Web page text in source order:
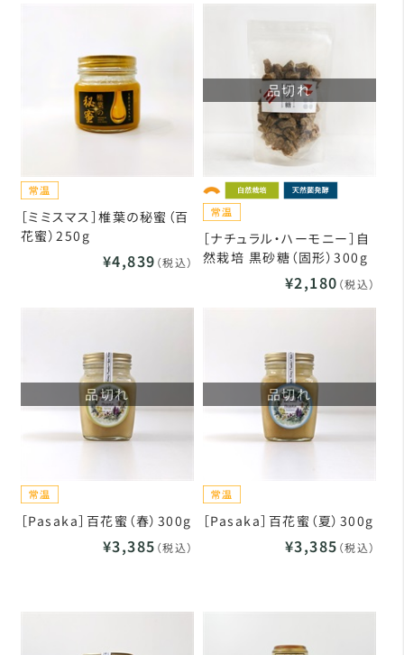
［ミミスマス］椎葉の秘蜜（百
花蜜）250g
¥4,839 （税込）
品切れ
［ナチュラル・ハーモニー］自
然栽培 黒砂糖（固形）300g
¥2,180 （税込）
品切れ
［Pasaka］百花蜜（春）300g
¥3,385 （税込）
品切れ
［Pasaka］百花蜜（夏）300g
¥3,385 （税込）